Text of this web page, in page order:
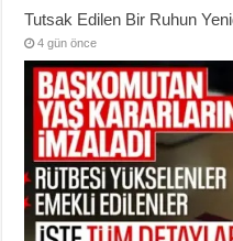
Tutsak Edilen Bir Ruhun
4 gün önce